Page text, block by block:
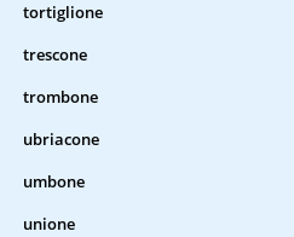
tortiglione
trescone
trombone
ubriacone
umbone
unione